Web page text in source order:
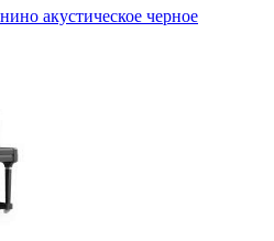
акустическое черное